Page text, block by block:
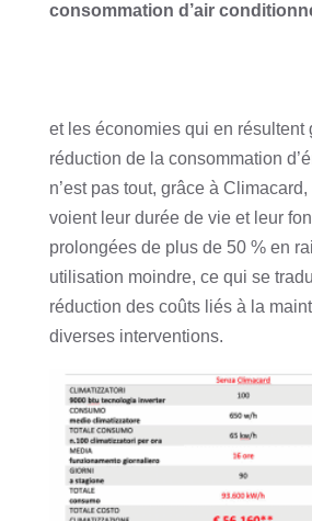
consommation d’air
et les économies qui en résultent
réduction de la consommation
n’est pas tout, grâce à
voient leur durée de vie et leur
prolongées de plus de 50 % en
utilisation moindre, ce qui se
réduction des coûts liés à la
diverses interventions.